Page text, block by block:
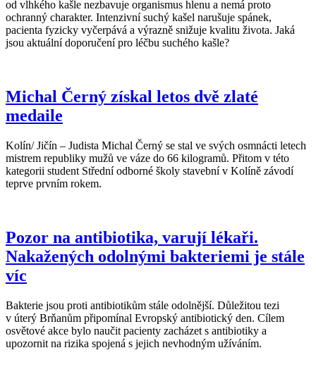
od vlhkého kašle nezbavuje organismus hlenu a nemá proto
ochranný charakter. Intenzivní suchý kašel narušuje spánek,
pacienta fyzicky vyčerpává a výrazně snižuje kvalitu života. Jaká
jsou aktuální doporučení pro léčbu suchého kašle?
Michal Černý získal letos dvě zlaté
medaile
Kolín/ Jičín – Judista Michal Černý se stal ve svých osmnácti letech
mistrem republiky mužů ve váze do 66 kilogramů. Přitom v této
kategorii student Střední odborné školy stavební v Kolíně závodí
teprve prvním rokem.
Pozor na antibiotika, varují lékaři.
Nakažených odolnými bakteriemi je stále
víc
Bakterie jsou proti antibiotikům stále odolnější. Důležitou tezi
v úterý Brňanům připomínal Evropský antibiotický den. Cílem
osvětové akce bylo naučit pacienty zacházet s antibiotiky a
upozornit na rizika spojená s jejich nevhodným užíváním.